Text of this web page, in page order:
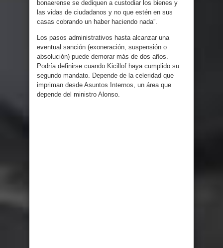
bonaerense se dediquen a custodiar los bienes y
las vidas de ciudadanos y no que estén en sus
casas cobrando un haber haciendo nada”.
Los pasos administrativos hasta alcanzar una
eventual sanción (exoneración, suspensión o
absolución) puede demorar más de dos años.
Podría definirse cuando Kicillof haya cumplido su
segundo mandato. Depende de la celeridad que
impriman desde Asuntos Internos, un área que
depende del ministro Alonso.